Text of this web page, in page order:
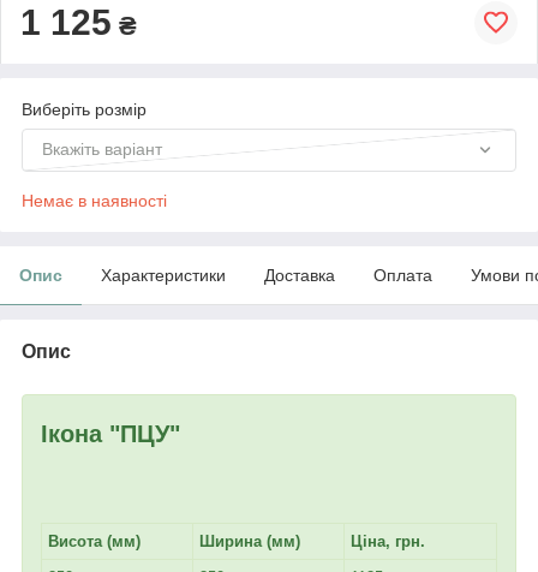
1 125 ₴
Виберіть розмір
Вкажіть варіант
Немає в наявності
Опис Характеристики Доставка Оплата Умови
Опис
Ікона "ПЦУ"
Висота (мм) Ширина (мм)
Ціна, грн.